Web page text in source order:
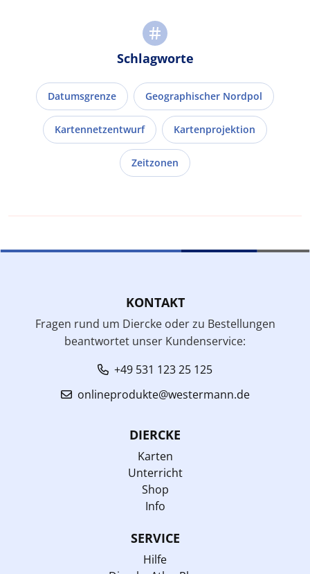
Schlagworte
Datumsgrenze Geographischer Nordpol
Kartennetzentwurf Kartenprojektion
Zeitzonen
KONTAKT
Fragen rund um Diercke oder zu Bestellungen
beantwortet unser Kundenservice:
+49 531 123 25 125
onlineprodukte@westermann.de
DIERCKE
Karten
Unterricht
Shop
Info
SERVICE
Hilfe